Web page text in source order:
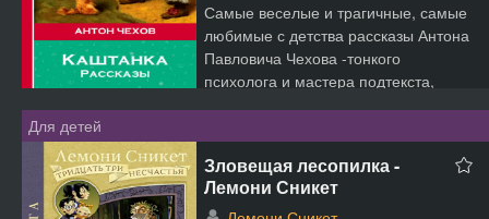
Самые веселые и трагичные, самые
любимые с детства рассказы Антона
Павловича Чехова -тонкого
психолога и мастера подтекста,
Для детей
Зловещая лесопилка -
Лемони Сникет